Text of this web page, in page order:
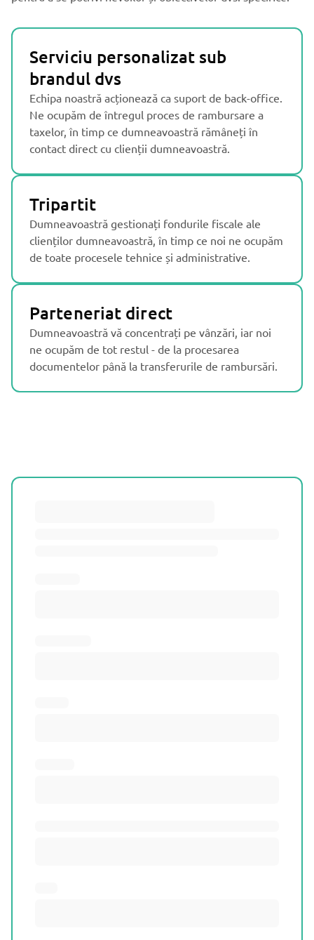
Serviciu personalizat sub
brandul dvs
Echipa noastră acționează ca suport de back-office.
Ne ocupăm de întregul proces de rambursare a
taxelor, în timp ce dumneavoastră rămâneți în
contact direct cu clienții dumneavoastră.
Tripartit
Dumneavoastră gestionați fondurile fiscale ale
clienților dumneavoastră, în timp ce noi ne ocupăm
de toate procesele tehnice și administrative.
Parteneriat direct
Dumneavoastră vă concentrați pe vânzări, iar noi
ne ocupăm de tot restul - de la procesarea
documentelor până la transferurile de rambursări.